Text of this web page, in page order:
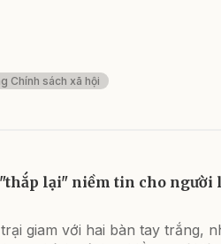
Chính sách xã hội
lại" niềm tin cho người
giam với hai bàn tay trắng,